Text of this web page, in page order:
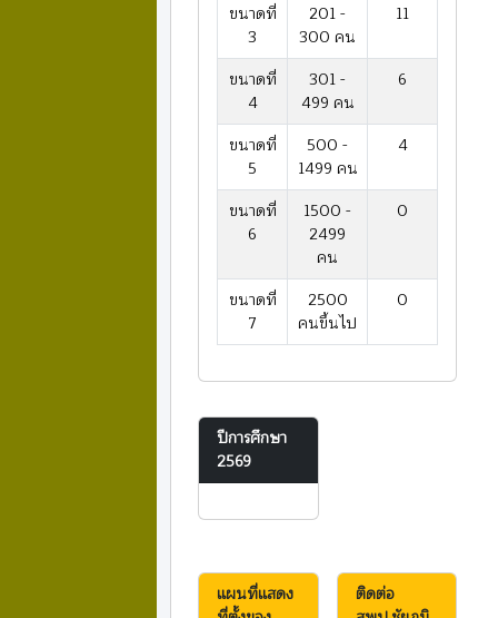
ขนาดที่
3
201 -
300 คน
11
ขนาดที่
4
301 -
499 คน
6
ขนาดที่
5
500 -
1499 คน
4
ขนาดที่
6
1500 -
2499
คน
0
ขนาดที่
7
2500
คนขึ้นไป
0
ปีการศึกษา
2569
แผนที่แสดง
ติดต่อ